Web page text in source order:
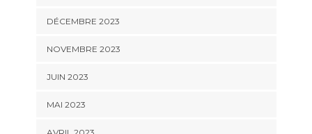
DÉCEMBRE 2023
NOVEMBRE 2023
JUIN 2023
MAI 2023